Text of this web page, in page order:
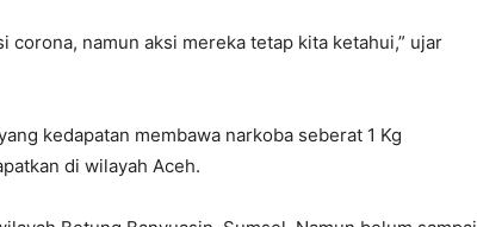
corona, namun aksi mereka tetap kita ketahui,” ujar
kedapatan membawa narkoba seberat 1 Kg
di wilayah Aceh.